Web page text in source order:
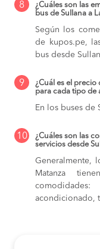
8
¿Cuáles son las
bus de Sullana a
Según los
de kupos.pe,
bus desde
9
¿Cuál es el precio
para cada tipo de
En los buses de
10
¿Cuáles son las
servicios desde
Generalmente,
Matanza
acondicionado,